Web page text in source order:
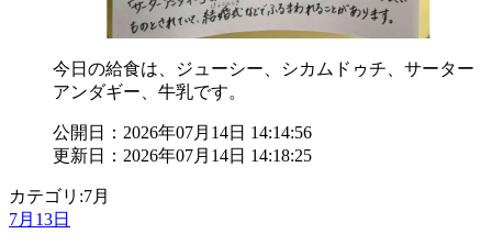
今日の給食は、ジューシー、シカムドゥチ、サーター
アンダギー、牛乳です。
公開日：2026年07月14日 14:14:56
更新日：2026年07月14日 14:18:25
カテゴリ:7月
7月13日